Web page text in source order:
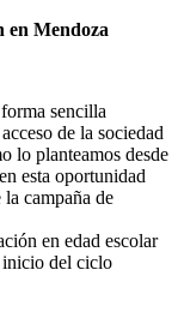
en Mendoza
sencilla
de la sociedad
lo planteamos desde
esta oportunidad
campaña de
en edad escolar
inicio del ciclo